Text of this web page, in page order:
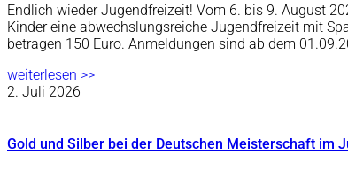
Endlich wieder Jugendfreizeit! Vom 6. bis 9. August
Kinder eine abwechslungsreiche Jugendfreizeit mit
betragen 150 Euro. Anmeldungen sind ab dem
weiterlesen >>
2. Juli 2026
Gold und Silber bei der Deutschen Meisterschaft im